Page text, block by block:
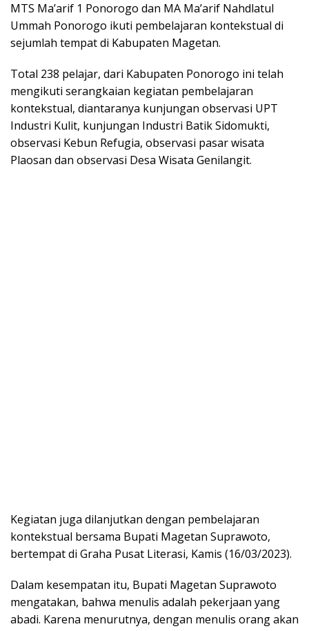
MTS Ma’arif 1 Ponorogo dan MA Ma’arif Nahdlatul
Ummah Ponorogo ikuti pembelajaran kontekstual di
sejumlah tempat di Kabupaten Magetan.
Total 238 pelajar, dari Kabupaten Ponorogo ini telah
mengikuti serangkaian kegiatan pembelajaran
kontekstual, diantaranya kunjungan observasi UPT
Industri Kulit, kunjungan Industri Batik Sidomukti,
observasi Kebun Refugia, observasi pasar wisata
Plaosan dan observasi Desa Wisata Genilangit.
Kegiatan juga dilanjutkan dengan pembelajaran
kontekstual bersama Bupati Magetan Suprawoto,
bertempat di Graha Pusat Literasi, Kamis (16/03/2023).
Dalam kesempatan itu, Bupati Magetan Suprawoto
mengatakan, bahwa menulis adalah pekerjaan yang
abadi. Karena menurutnya, dengan menulis orang akan